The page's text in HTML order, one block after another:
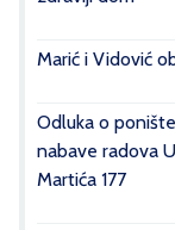
Marić i Vidović
Odluka o
nabave radova
Martića 177